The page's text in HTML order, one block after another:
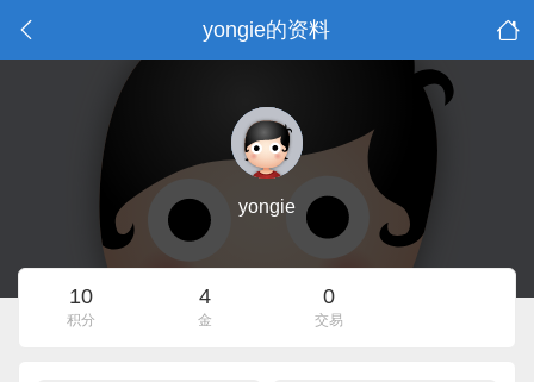
yongie的资料
yongie
10
积分
4
金
0
交易